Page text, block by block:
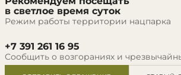
в светлое время суток
Режим работы территории нацпарка
+7 391 261 16 95
Сообщить о возгораниях и